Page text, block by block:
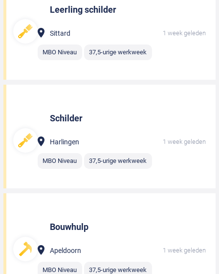
Leerling schilder
Sittard 1 week geleden
MBO Niveau 37,5-urige werkweek
Schilder
Harlingen 1 week geleden
MBO Niveau 37,5-urige werkweek
Bouwhulp
Apeldoorn 1 week geleden
MBO Niveau 37,5-urige werkweek